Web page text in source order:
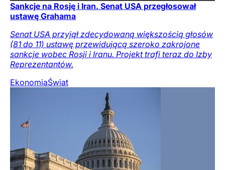
Sankcje na Rosję i Iran. Senat USA przegłosował
ustawę Grahama
Senat USA przyjął zdecydowaną większością głosów
(81 do 11) ustawę przewidującą szeroko zakrojone
sankcje wobec Rosji i Iranu. Projekt trafi teraz do Izby
Reprezentantów.
EkonomiaŚwiat